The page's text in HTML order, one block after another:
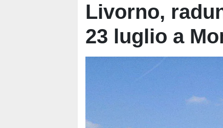
Livorno,
23 luglio a